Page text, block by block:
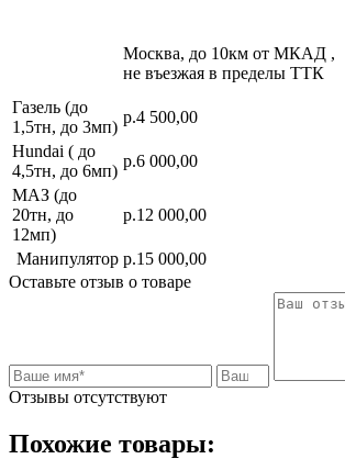
Москва, до 10км от МКАД ,
не въезжая в пределы ТТК
Газель (до
1,5тн, до 3мп)
р.4 500,00
Hundai ( до
4,5тн, до 6мп)
р.6 000,00
МАЗ (до
20тн, до
12мп)
р.12 000,00
Манипулятор р.15 000,00
Оставьте отзыв о товаре
Отзывы отсутствуют
Похожие товары: